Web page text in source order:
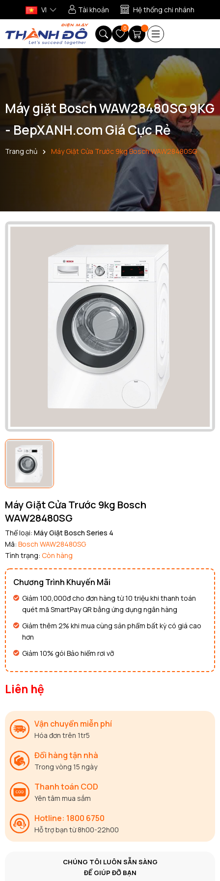
VI Tài khoản Hệ thống chi nhánh
0
Máy giặt Bosch WAW28480SG 9KG
- BepXANH.com Giá Cực Rẻ
Trang chủ Máy Giặt Cửa Trước 9kg Bosch WAW28480SG
Máy Giặt Cửa Trước 9kg Bosch
WAW28480SG
Thể loại: Máy Giặt Bosch Series 4
Mã: Bosch WAW28480SG
Tình trạng: Còn hàng
Chương Trình Khuyến Mãi
Giảm 100,000đ cho đơn hàng từ 10 triệu khi thanh toán
quét mã SmartPay QR bằng ứng dụng ngân hàng
Giảm thêm 2% khi mua cùng sản phẩm bất kỳ có giá cao
hơn
Giảm 10% gói Bảo hiểm rơi vỡ
Liên hệ
Vận chuyển miễn phí
Hóa đơn trên 1tr5
Đổi hàng tận nhà
Trong vòng 15 ngày
Thanh toán COD
Yên tâm mua sắm
Hotline: 1800 6750
Hỗ trợ bạn từ 8h00-22h00
CHÚNG TÔI LUÔN SẴN SÀNG
ĐỂ GIÚP ĐỠ BẠN
THANH TOÁN bạn nhé!